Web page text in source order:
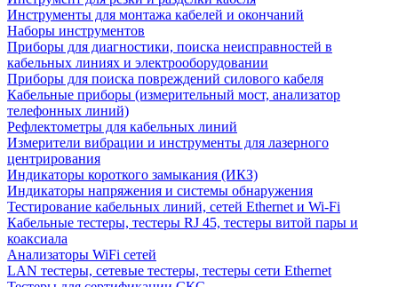
Инструменты для монтажа кабелей и окончаний
Наборы инструментов
Приборы для диагностики, поиска неисправностей в
кабельных линиях и электрооборудовании
Приборы для поиска повреждений силового кабеля
Кабельные приборы (измерительный мост, анализатор
телефонных линий)
Рефлектометры для кабельных линий
Измерители вибрации и инструменты для лазерного
центрирования
Индикаторы короткого замыкания (ИКЗ)
Индикаторы напряжения и системы обнаружения
Тестирование кабельных линий, сетей Ethernet и Wi-Fi
Кабельные тестеры, тестеры RJ 45, тестеры витой пары и
коаксиала
Анализаторы WiFi сетей
LAN тестеры, сетевые тестеры, тестеры сети Ethernet